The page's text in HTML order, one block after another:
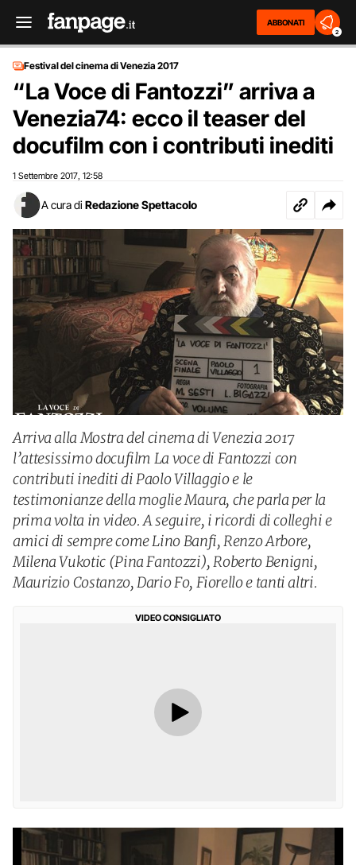
ABBONATI
2
Festival del cinema di Venezia 2017
“La Voce di Fantozzi” arriva a
Venezia74: ecco il teaser del
docufilm con i contributi inediti
1 Settembre 2017 12:58
A cura di Redazione Spettacolo
Arriva alla Mostra del cinema di Venezia 2017
l’attesissimo docufilm La voce di Fantozzi con
contributi inediti di Paolo Villaggio e le
testimonianze della moglie Maura, che parla per la
prima volta in video. A seguire, i ricordi di colleghi e
amici di sempre come Lino Banfi, Renzo Arbore,
Milena Vukotic (Pina Fantozzi), Roberto Benigni,
Maurizio Costanzo, Dario Fo, Fiorello e tanti altri.
VIDEO CONSIGLIATO